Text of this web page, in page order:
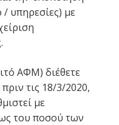
/ υπηρεσίες) με
ΑΦΜ) διέθετε
τις 18/3/2020,
με
του ποσού των